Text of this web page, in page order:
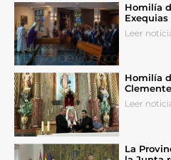
Homilía
Exequias
Leer
Homilía
Leer
La